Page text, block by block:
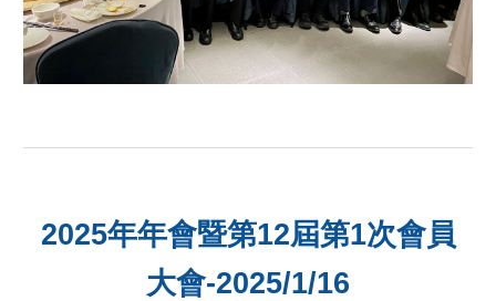
2025年年會暨第12屆第1次會員
大會-2025/1/16